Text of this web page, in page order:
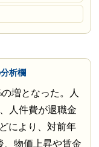
析欄
増となった。人
人件費が退職金
により、対前年
、物価上昇や賃金